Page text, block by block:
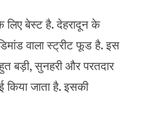
बेस्ट है. देहरादून के
वाला स्ट्रीट फूड है. इस
बड़ी, सुनहरी और परतदार
किया जाता है. इसकी